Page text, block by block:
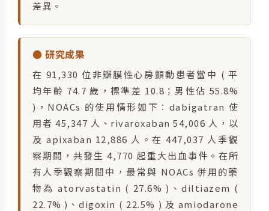
差異。
● 研究成果
在 91,330 位非瓣膜性心房顫動患者當中 ( 平
均年齡 74.7 歲，標準差 10.8；男性佔 55.8%
)，NOACs 的使用情形如下：dabigatran 使
用者 45,347 人、rivaroxaban 54,006 人，以
及 apixaban 12,886 人。在 447,037 人季觀
察期間，共發生 4,770 起重大出血事件。在所
有人季觀察期間中，最常與 NOACs 併用的藥
物為 atorvastatin ( 27.6% )、diltiazem (
22.7% )、digoxin ( 22.5% ) 及 amiodarone